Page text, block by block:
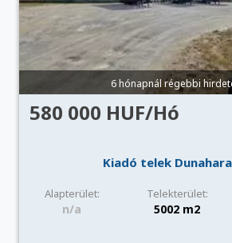
6 hónapnál régebbi
580 000 HUF/Hó
Kiadó telek
Alapterület: Telekterület:
n/a 5002 m2